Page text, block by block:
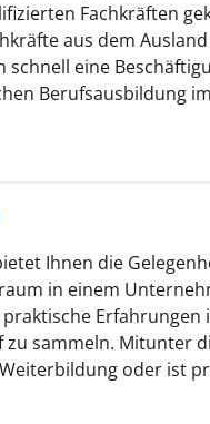
Fachkräften
aus dem
schnell eine
Berufsausbildung
Ihnen die
in einem
Erfahrungen
zu sammeln. Mitunter
oder ist